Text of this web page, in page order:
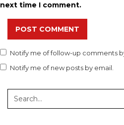
next time I comment.
POST COMMENT
Notify me of follow-up comments
Notify me of new posts by email.